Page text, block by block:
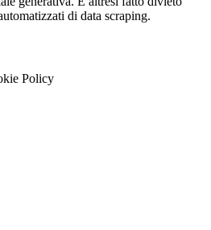
di data scraping.
Policy